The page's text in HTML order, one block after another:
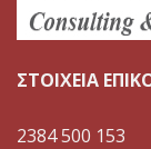
ΣΤΟΙΧΕΙΑ
2384 500 153